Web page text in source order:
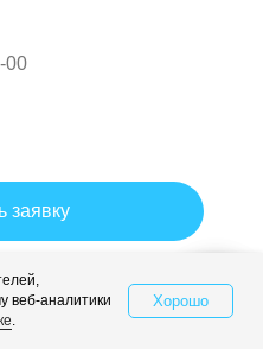
заявку
персональных данных
данных
Свяжитесь с нами
веб-аналитики
.
Хорошо